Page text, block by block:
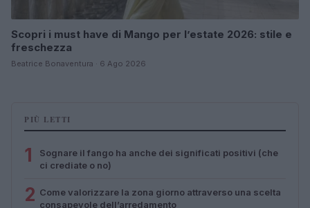
Scopri i must have di Mango per l’estate 2026: stile e
freschezza
Beatrice Bonaventura · 6 Ago 2026
PIÙ LETTI
1
Sognare il fango ha anche dei significati positivi (che
ci crediate o no)
2 Come valorizzare la zona giorno attraverso una scelta
consapevole dell’arredamento